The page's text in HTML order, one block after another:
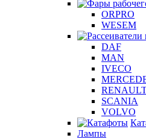
ORPRO
WESEM
DAF
MAN
IVECO
SCANIA
VOLVO
Лампы